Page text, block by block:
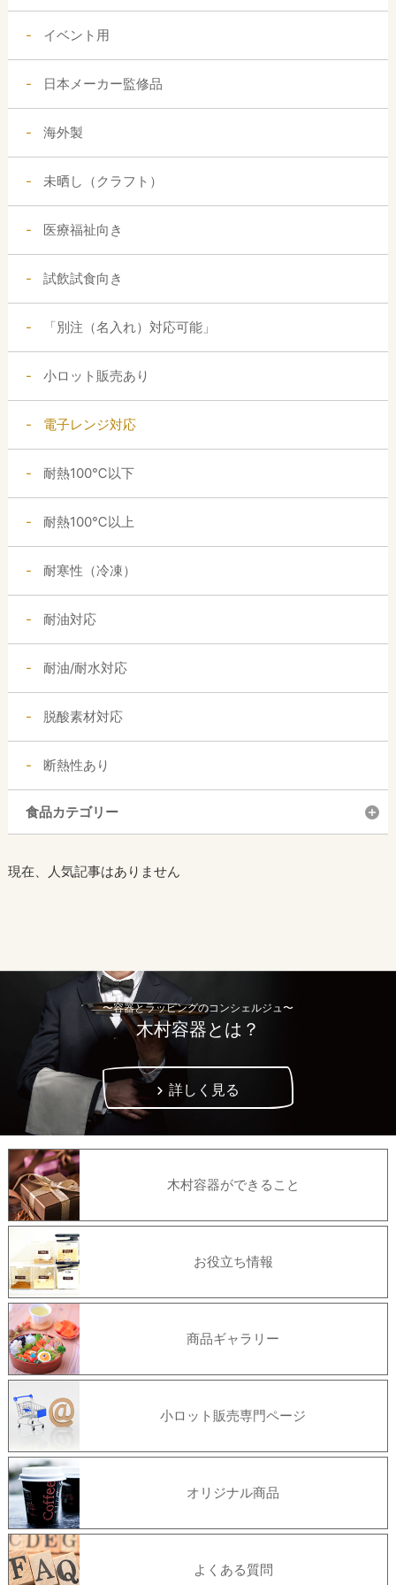
イベント用
日本メーカー監修品
海外製
未晒し（クラフト）
医療福祉向き
試飲試食向き
「別注（名入れ）対応可能」
小ロット販売あり
電子レンジ対応
耐熱100℃以下
耐熱100℃以上
耐寒性（冷凍）
耐油対応
耐油/耐水対応
脱酸素材対応
断熱性あり
食品カテゴリー
現在、人気記事はありません
〜容器とラッピングのコンシェルジュ〜
木村容器とは？
詳しく見る
木村容器ができること
お役立ち情報
商品ギャラリー
小ロット販売専門ページ
オリジナル商品
よくある質問